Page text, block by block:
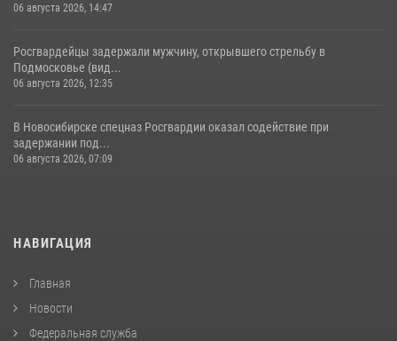
06 августа 2026, 14:47
Росгвардейцы задержали мужчину, открывшего стрельбу в
Подмосковье (вид...
06 августа 2026, 12:35
В Новосибирске спецназ Росгвардии оказал содействие при
задержании под...
06 августа 2026, 07:09
НАВИГАЦИЯ
Главная
Новости
Федеральная служба